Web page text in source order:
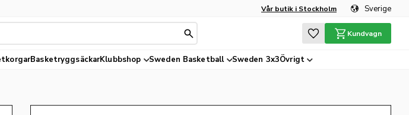
Vår butik i Stockholm Sverige
Favoriter
Kundvagn
BasketryggsäckarKlubbshop Sweden Basketball Sweden 3x3Övrigt